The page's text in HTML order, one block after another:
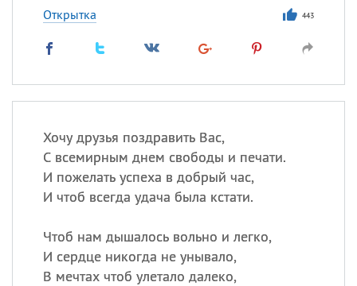
Открытка 443
Хочу друзья поздравить Вас,
С всемирным днем свободы и печати.
И пожелать успеха в добрый час,
И чтоб всегда удача была кстати.
Чтоб нам дышалось вольно и легко,
И сердце никогда не унывало,
В мечтах чтоб улетало далеко,